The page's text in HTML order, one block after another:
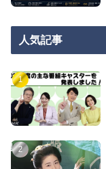
人気記事